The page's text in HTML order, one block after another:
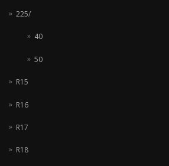
225/
40
50
R15
R16
R17
R18